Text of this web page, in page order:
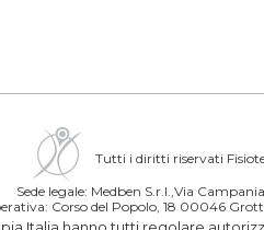
Tutti i diritti riservati
Sede legale: Medben S.r.l.,Via
Corso del Popolo, 18 00046